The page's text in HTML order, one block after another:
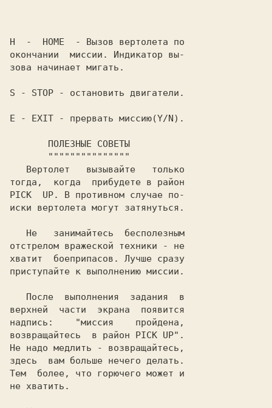
H
  -
HOME
  - Вызов вертолета по
окончании  миссии. Индикатор вы-
зова начинает мигать.
S - STOP - остановить двигатели.
E - EXIT - прервать миссию(Y/N).
PICK  UP. В противном случае по-
иски вертолета могут затянуться.
отстрелом вражеской техники - не
хватит  боеприпасов. Лучше сразу
приступайте к выполнению миссии.
верхней  части  экрана  появится
надпись:    "миссия    пройдена,
возвращайтесь  в район PICK UP".
Не надо медлить - возвращайтесь,
здесь  вам больше нечего делать.
Тем  более, что горючего может и
не хватить.